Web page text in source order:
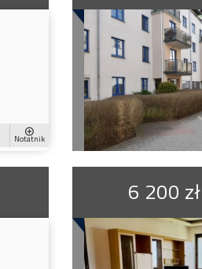
Notatnik
6 200 zł